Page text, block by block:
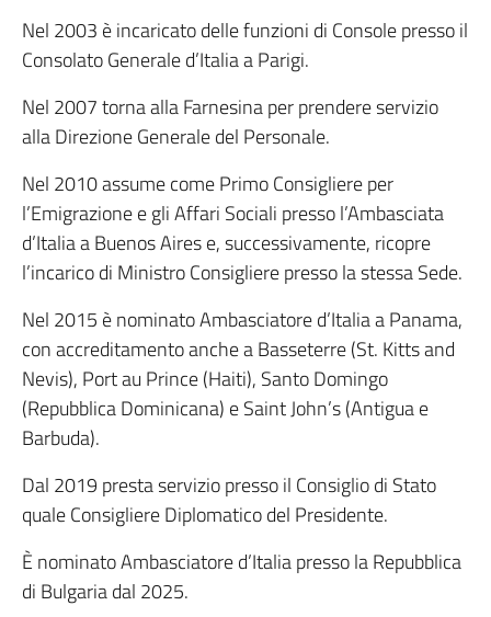
Nel 2003 è incaricato delle funzioni di Console presso il
Consolato Generale d’Italia a Parigi.
Nel 2007 torna alla Farnesina per prendere servizio
alla Direzione Generale del Personale.
Nel 2010 assume come Primo Consigliere per
l’Emigrazione e gli Affari Sociali presso l’Ambasciata
d’Italia a Buenos Aires e, successivamente, ricopre
l’incarico di Ministro Consigliere presso la stessa Sede.
Nel 2015 è nominato Ambasciatore d’Italia a Panama,
con accreditamento anche a Basseterre (St. Kitts and
Nevis), Port au Prince (Haiti), Santo Domingo
(Repubblica Dominicana) e Saint John’s (Antigua e
Barbuda).
Dal 2019 presta servizio presso il Consiglio di Stato
quale Consigliere Diplomatico del Presidente.
È nominato Ambasciatore d’Italia presso la Repubblica
di Bulgaria dal 2025.